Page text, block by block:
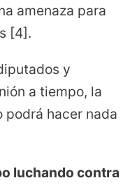
amenaza para
[4].
y
a tiempo, la
podrá hacer nada
luchando contra